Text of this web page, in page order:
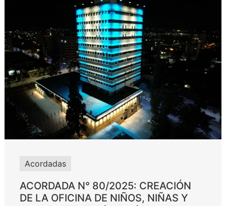
Acordadas
ACORDADA N° 80/2025: CREACIÓN
DE LA OFICINA DE NIÑOS, NIÑAS Y